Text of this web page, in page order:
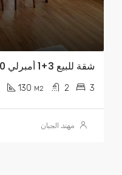
شقة للبيع 3+1 أمبرلي TL 1,675,000
3
2
130 M2
مهند الجبان